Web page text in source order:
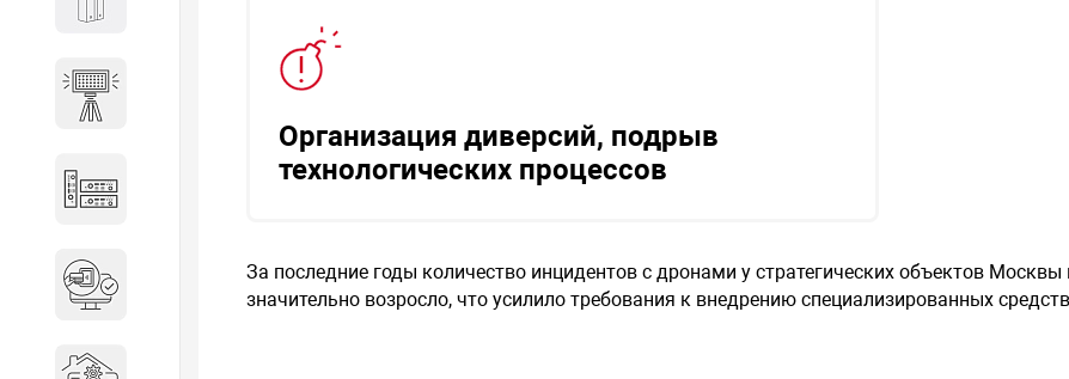
Осветительные установки
Система контроля управления
Организация диверсий, подрыв
технологических процессов
За последние годы количество инцидентов с дронами у стратегических объектов Москвы
значительно возросло, что усилило требования к внедрению специализированных